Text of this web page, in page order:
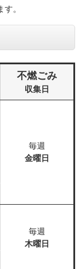
。​
不燃ごみ
収集日
毎週
金曜日
毎週
木曜日